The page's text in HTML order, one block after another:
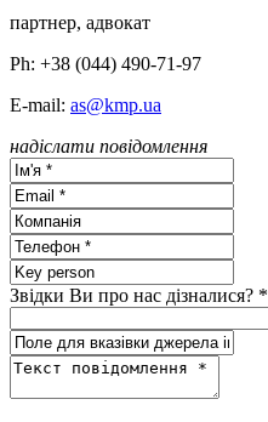
партнер, адвокат
Ph: +38 (044) 490-71-97
E-mail: as@kmp.ua
надіслати повідомлення
Звідки Ви про нас дізналися? *